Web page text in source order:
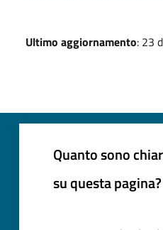
Ultimo aggiornamento: 23
Quanto sono
su questa pagina?